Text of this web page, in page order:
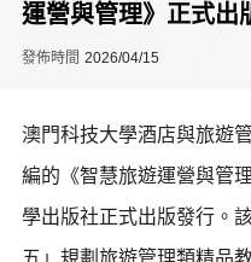
運營與管理》正式出
發佈時間 2026/04/15
澳門科技大學酒店與旅遊
編的《智慧旅遊運營與管
學出版社正式出版發行。
五」規劃旅遊管理類精品